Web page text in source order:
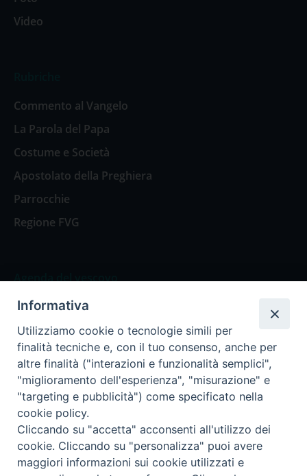
Video
Commento al Vangelo
La Parola del Papa
Costume e Società
Apostolato della Preghiera
Parrocchie
Regione FVG
Agenda del vescovo
Agenda del vescovo
Privacy Policy Trasparenza
Termini e Condizioni
Informativa per il trattamento dei dati personali
Informativa
Utilizziamo cookie o tecnologie simili per
finalità tecniche e, con il tuo consenso, anche per
altre finalità ("interazioni e funzionalità semplici",
"miglioramento dell'esperienza", "misurazione" e
"targeting e pubblicità") come specificato nella
cookie policy.
Cliccando su "accetta" acconsenti all'utilizzo dei
cookie. Cliccando su "personalizza" puoi avere
maggiori informazioni sui cookie utilizzati e